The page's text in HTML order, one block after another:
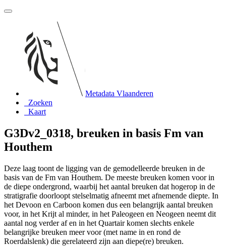
Metadata Vlaanderen
Zoeken
Kaart
G3Dv2_0318, breuken in basis Fm van
Houthem
Deze laag toont de ligging van de gemodelleerde breuken in de
basis van de Fm van Houthem. De meeste breuken komen voor in
de diepe ondergrond, waarbij het aantal breuken dat hogerop in de
stratigrafie doorloopt stelselmatig afneemt met afnemende diepte. In
het Devoon en Carboon komen dus een belangrijk aantal breuken
voor, in het Krijt al minder, in het Paleogeen en Neogeen neemt dit
aantal nog verder af en in het Quartair komen slechts enkele
belangrijke breuken meer voor (met name in en rond de
Roerdalslenk) die gerelateerd zijn aan diepe(re) breuken.